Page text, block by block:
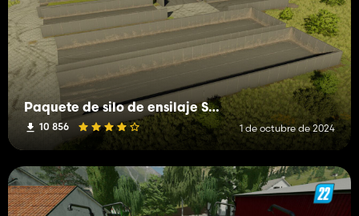
Paquete de silo de ensilaje SMB
10 856 1 de octubre de 2024